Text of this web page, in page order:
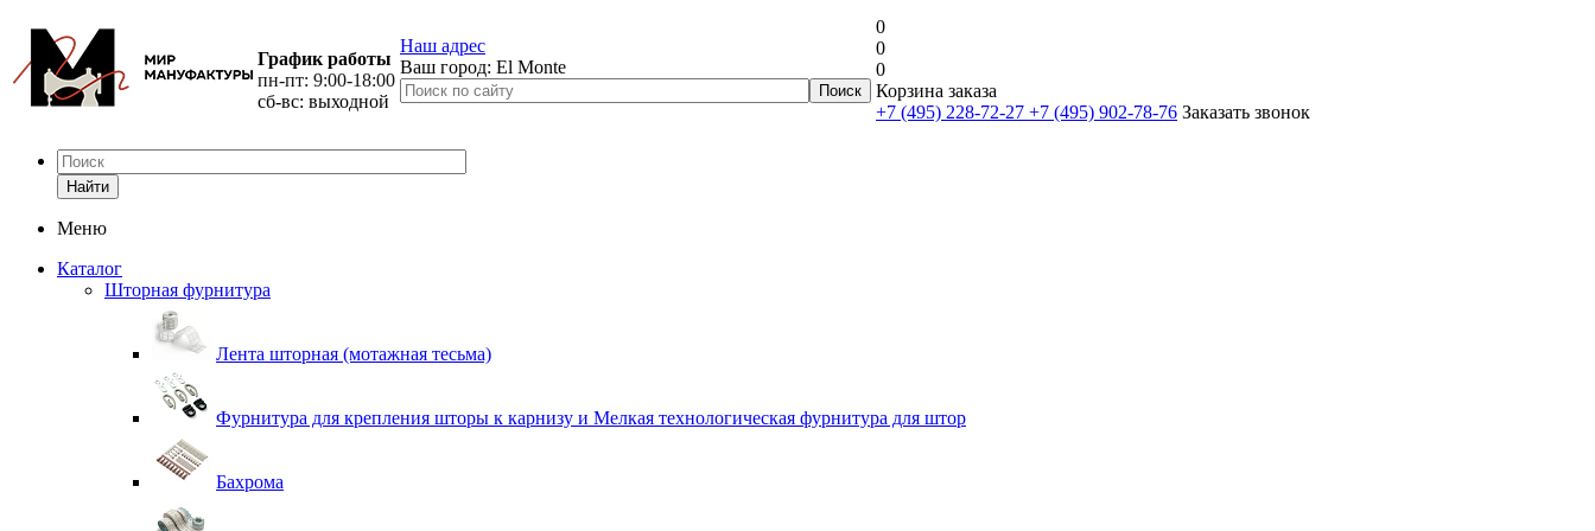
График работы
пн-пт: 9:00-18:00
сб-вс: выходной
Наш адрес
Ваш город: El Monte
0
0
0
Корзина заказа
+7 (495) 228-72-27 +7 (495) 902-78-76 Заказать звонок
Найти
Меню
Каталог
Шторная фурнитура
Лента шторная (мотажная тесьма)
Фурнитура для крепления шторы к карнизу и Мелкая технологическая фурнитура для штор
Бахрома